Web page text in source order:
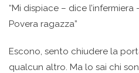
“Mi dispiace – dice
Povera ragazza”
Escono, sento chiudere la
qualcun altro. Ma lo sai chi